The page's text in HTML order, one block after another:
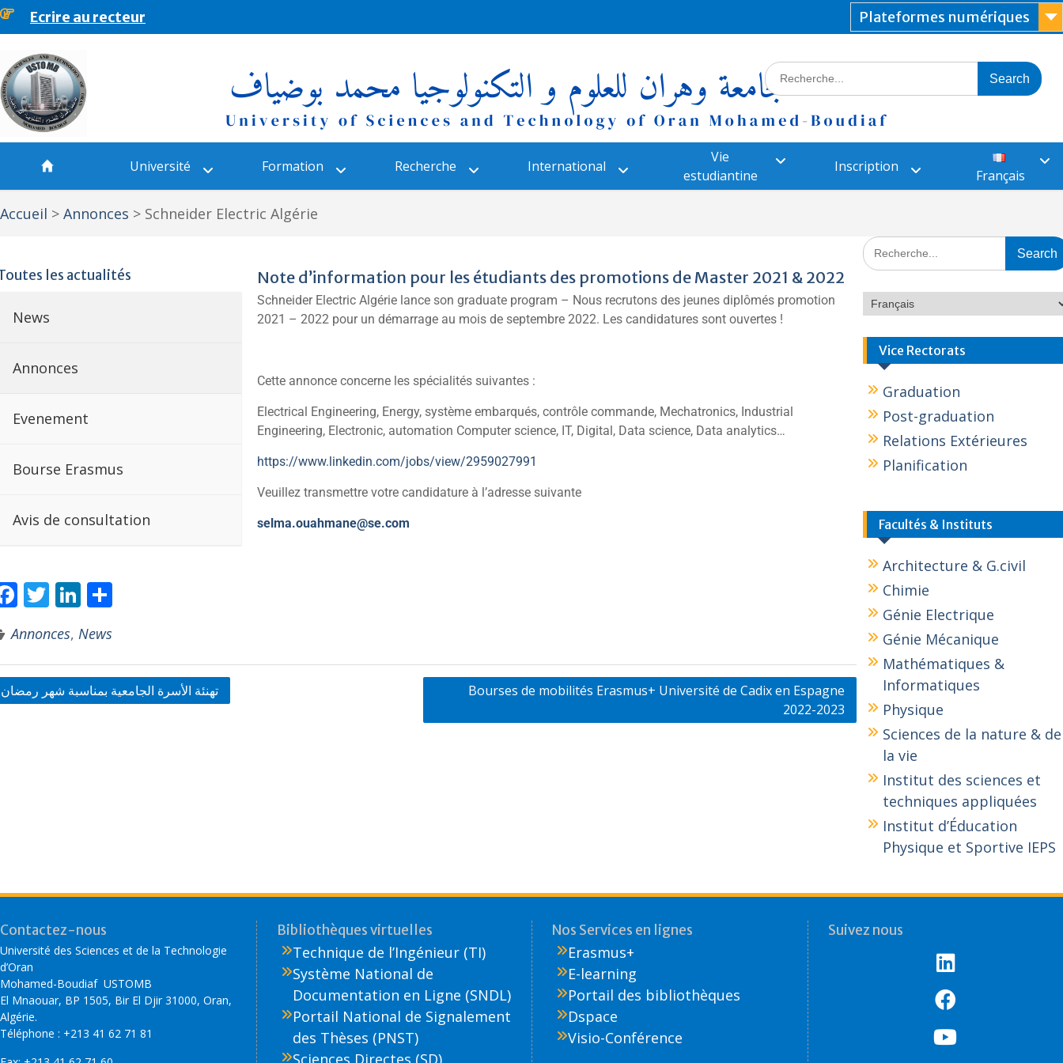
principalEcrire au recteur Plateformes numériques
Université Formation Recherche International
Vie
estudiantine
Inscription
Français
Accueil > Annonces > Schneider Electric Algérie
les actualités
News
Annonces
Evenement
Bourse Erasmus
Avis de consultation
Note d’information pour les étudiants des promotions de Master 2021 & 2022
Schneider Electric Algérie lance son graduate program – Nous recrutons des jeunes diplômés promotion
2021 – 2022 pour un démarrage au mois de septembre 2022. Les candidatures sont ouvertes !
Cette annonce concerne les spécialités suivantes :
Electrical Engineering, Energy, système embarqués, contrôle commande, Mechatronics, Industrial
Engineering, Electronic, automation Computer science, IT, Digital, Data science, Data analytics…
https://www.linkedin.com/jobs/view/2959027991
Veuillez transmettre votre candidature à l’adresse suivante
selma.ouahmane@se.com
F
e
b
o
T
itt
er
Li
n
k
e
dI
g
er
Annonces, News
تهنئة الأسرة الجامعية بمناسبة شهر رمضان
Bourses de mobilités Erasmus+ Université de Cadix en Espagne
2022-2023
Vice Rectorats
Graduation
Post-graduation
Relations Extérieures
Planification
Facultés & Instituts
Architecture & G.civil
Chimie
Génie Electrique
Génie Mécanique
Mathématiques &
Informatiques
Physique
Sciences de la nature & de
la vie
Institut des sciences et
techniques appliquées
Institut d’Éducation
Physique et Sportive IEPS
Contactez-nous
Université des Sciences et de la Technologie
d’Oran
Mohamed-Boudiaf USTOMB
El Mnaouar, BP 1505, Bir El Djir 31000, Oran,
Algérie.
Téléphone : +213 41 62 71 81
Bibliothèques virtuelles
Technique de l’Ingénieur (TI)
Système National de
Documentation en Ligne (SNDL)
Portail National de Signalement
des Thèses (PNST)
Sciences Directes (SD)
Nos Services en lignes
Erasmus+
E-learning
Portail des bibliothèques
Dspace
Visio-Conférence
Suivez nous